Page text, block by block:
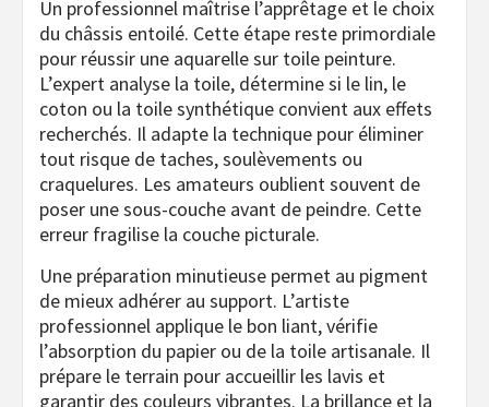
Un professionnel maîtrise l’apprêtage et le choix
du châssis entoilé. Cette étape reste primordiale
pour réussir une aquarelle sur toile peinture.
L’expert analyse la toile, détermine si le lin, le
coton ou la toile synthétique convient aux effets
recherchés. Il adapte la technique pour éliminer
tout risque de taches, soulèvements ou
craquelures. Les amateurs oublient souvent de
poser une sous-couche avant de peindre. Cette
erreur fragilise la couche picturale.
Une préparation minutieuse permet au pigment
de mieux adhérer au support. L’artiste
professionnel applique le bon liant, vérifie
l’absorption du papier ou de la toile artisanale. Il
prépare le terrain pour accueillir les lavis et
garantir des couleurs vibrantes. La brillance et la